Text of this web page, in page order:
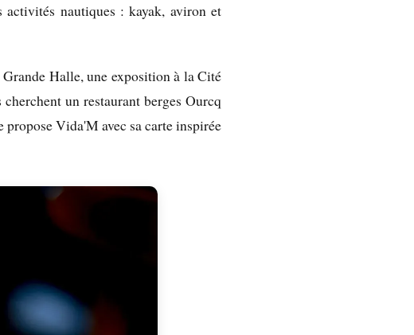
nautiques : kayak, aviron et
Halle, une exposition à la Cité
un restaurant berges Ourcq
Vida'M avec sa carte inspirée